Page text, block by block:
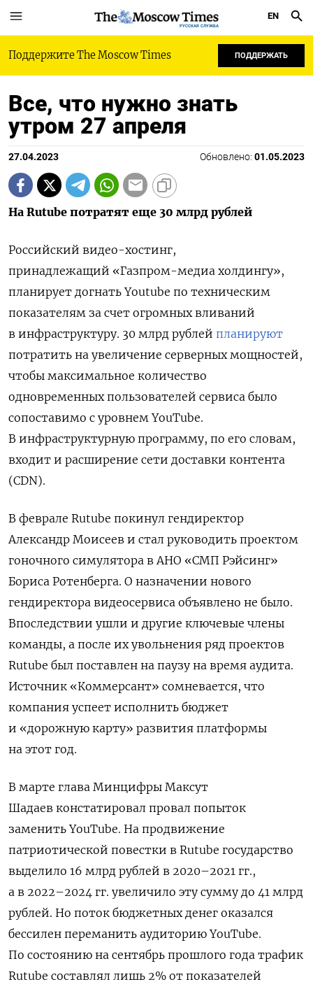
РУССКАЯ СЛУЖБА
EN
Поддержите The Moscow Times ПОДДЕРЖАТЬ
Все, что нужно знать
утром 27 апреля
27.04.2023 Обновлено: 01.05.2023
На Rutube потратят еще 30 млрд рублей
Российский видео-хостинг,
принадлежащий «Газпром-медиа холдингу»,
планирует догнать Youtube по техническим
показателям за счет огромных вливаний
в инфраструктуру. 30 млрд рублей планируют
потратить на увеличение серверных мощностей,
чтобы максимальное количество
одновременных пользователей сервиса было
сопоставимо с уровнем YouTube.
В инфраструктурную программу, по его словам,
входит и расширение сети доставки контента
(CDN).
В феврале Rutube покинул гендиректор
Александр Моисеев и стал руководить проектом
гоночного симулятора в АНО «СМП Рэйсинг»
Бориса Ротенберга. О назначении нового
гендиректора видеосервиса объявлено не было.
Впоследствии ушли и другие ключевые члены
команды, а после их увольнения ряд проектов
Rutube был поставлен на паузу на время аудита.
Источник «Коммерсант» сомневается, что
компания успеет исполнить бюджет
и «дорожную карту» развития платформы
на этот год.
В марте глава Минцифры Максут
Шадаев констатировал провал попыток
заменить YouTube. На продвижение
патриотической повестки в Rutube государство
выделило 16 млрд рублей в 2020–2021 гг.,
а в 2022–2024 гг. увеличило эту сумму до 41 млрд
рублей. Но поток бюджетных денег оказался
бессилен переманить аудиторию YouTube.
По состоянию на сентябрь прошлого года трафик
Rutube составлял лишь 2% от показателей